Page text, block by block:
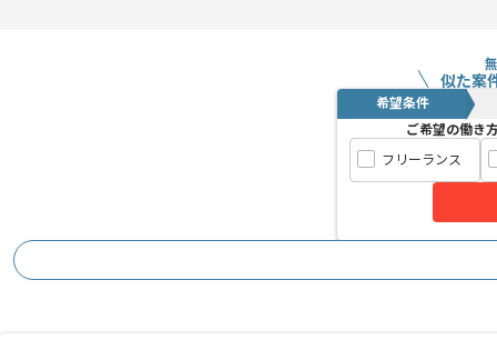
似た案
希望条件
ご希望の働き
フリーランス